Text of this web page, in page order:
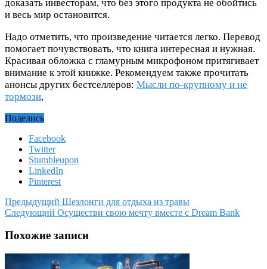
доказать инвесторам, что без этого продукта не обойтись
и весь мир остановится.
Надо отметить, что произведение читается легко. Перевод
помогает почувствовать, что книга интересная и нужная.
Красивая обложка с гламурным микрофоном притягивает
внимание к этой книжке. Рекомендуем также прочитать
анонсы других бестселлеров: Мысли по-крупному и не
тормози,
Поделись
Facebook
Twitter
Stumbleupon
LinkedIn
Pinterest
Предыдущий Шезлонги для отдыха из травы
Следующий Осуществи свою мечту вместе с Dream Bank
Похожие записи